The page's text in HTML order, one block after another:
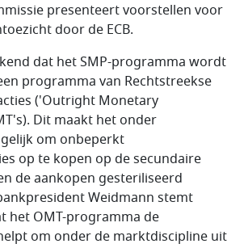
presenteert voorstellen voor
door de ECB.
dat het SMP-programma wordt
programma van Rechtstreekse
('Outright Monetary
Dit maakt het onder
om onbeperkt
op te kopen op de secundaire
de aankopen gesteriliseerd
Weidmann stemt
het OMT-programma de
om onder de marktdiscipline uit